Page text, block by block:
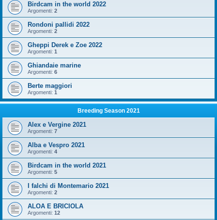
Birdcam in the world 2022
Argomenti: 2
Rondoni pallidi 2022
Argomenti: 2
Gheppi Derek e Zoe 2022
Argomenti: 1
Ghiandaie marine
Argomenti: 6
Berte maggiori
Argomenti: 1
Breeding Season 2021
Alex e Vergine 2021
Argomenti: 7
Alba e Vespro 2021
Argomenti: 4
Birdcam in the world 2021
Argomenti: 5
I falchi di Montemario 2021
Argomenti: 2
ALOA E BRICIOLA
Argomenti: 12